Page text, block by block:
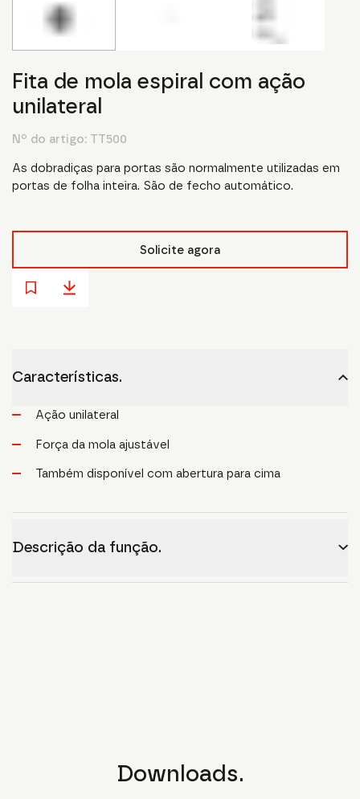
Fita de mola espiral com ação
unilateral
Nº do artigo: TT500
As dobradiças para portas são normalmente utilizadas em
portas de folha inteira. São de fecho automático.
Solicite agora
Características.
Ação unilateral
Força da mola ajustável
Também disponível com abertura para cima
Descrição da função.
Downloads.